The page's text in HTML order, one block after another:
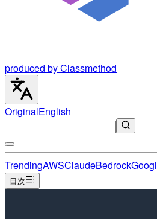
produced by Classmethod
OriginalEnglish
TrendingAWSClaudeBedrock
目次